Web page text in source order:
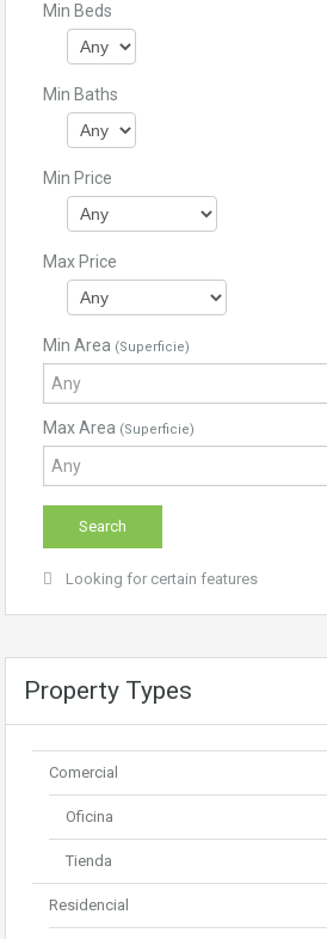
Min Beds
Min Baths
Min Price
Max Price
Min Area (Superficie)
Max Area (Superficie)
Looking for certain features
Property Types
Comercial
Oficina
Tienda
Residencial